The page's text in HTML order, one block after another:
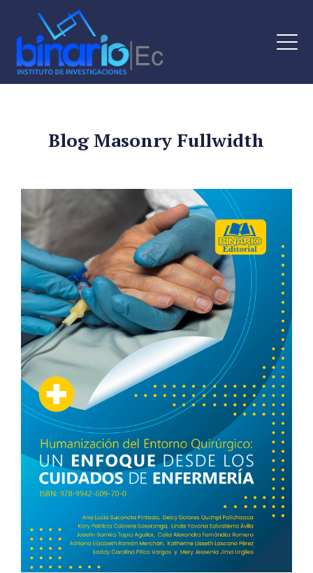
Blog Masonry Fullwidth